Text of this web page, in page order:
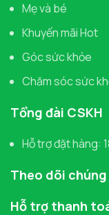
Mẹ và bé
Khuyến mãi Hot
Góc sức khỏe
Chăm sóc sức
Tổng đài CSKH
Hỗ trợ đặt hàng:
Theo dõi
Hỗ trợ thanh